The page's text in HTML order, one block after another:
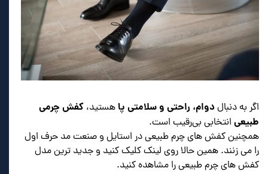
اگر به دنبال دوام، راحتی و سلامتی پا هستید، کفش چرمی
طبیعی انتخابی بی‌رقیب است.
همچنین کفش های چرم طبیعی در استایل و صنعت مد حرف اول
را می زنند. همین حالا روی لینک کلیک کنید و جدید ترین مدل
کفش های چرم طبیعی را مشاهده کنید.